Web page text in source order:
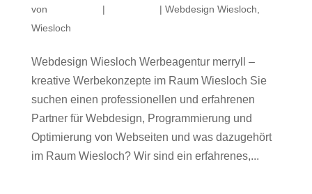
von | | Webdesign Wiesloch
Wiesloch
Webdesign Wiesloch Werbeagentur merryll –
kreative Werbekonzepte im Raum Wiesloch Sie
suchen einen professionellen und erfahrenen
Partner für Webdesign, Programmierung und
Optimierung von Webseiten und was dazugehört
im Raum Wiesloch? Wir sind ein erfahrenes,...